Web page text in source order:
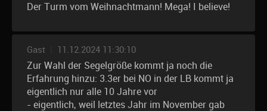
Der Turm vom Weihnachtmann! Mega! I believe!
Gast 11.12.2024 11:30:10
Zur Wahl der Segelgröße kommt ja noch die
Erfahrung hinzu: 3.3er bei NO in der LB kommt ja
eigentlich nur alle 10 Jahre vor
- eigentlich, weil letztes Jahr im November gab